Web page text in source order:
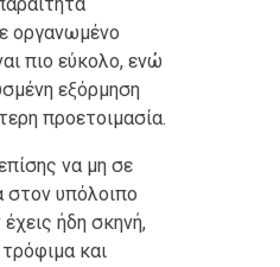
οργανωμένο
πιο εύκολο, ενώ
εξόρμηση
προετοιμασία.
να μη σε
στον υπόλοιπο
ήδη σκηνή,
και